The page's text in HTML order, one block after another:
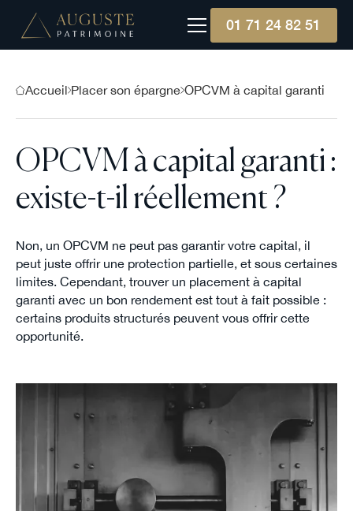
01 71 24 82 51
Accueil Placer son épargne OPCVM à capital garanti
OPCVM à capital garanti :
existe-t-il réellement ?
Non, un OPCVM ne peut pas garantir votre capital, il
peut juste offrir une protection partielle, et sous certaines
limites. Cependant, trouver un placement à capital
garanti avec un bon rendement est tout à fait possible :
certains produits structurés peuvent vous offrir cette
opportunité.